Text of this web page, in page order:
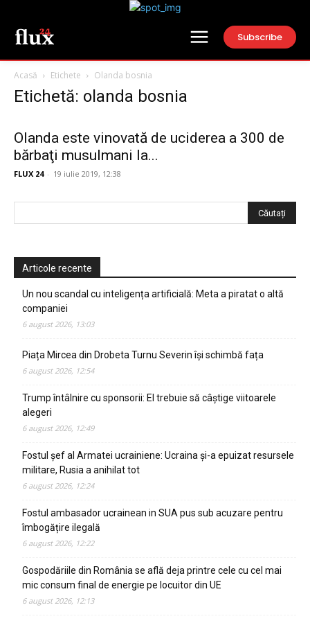
Subscribe
Acasă Etichete Olanda bosnia
Etichetă: olanda bosnia
Olanda este vinovată de uciderea a 300 de
bărbaţi musulmani la...
FLUX 24 - 19 iulie 2019, 12:38
Articole recente
Un nou scandal cu inteligența artificială: Meta a piratat o altă
companiei
6 august 2026, 13:03
Piața Mircea din Drobeta Turnu Severin își schimbă fața
6 august 2026, 12:54
Trump întâlnire cu sponsorii: El trebuie să câștige viitoarele
alegeri
6 august 2026, 12:49
Fostul șef al Armatei ucrainiene: Ucraina și-a epuizat resursele
militare, Rusia a anihilat tot
6 august 2026, 12:24
Fostul ambasador ucrainean in SUA pus sub acuzare pentru
îmbogățire ilegală
6 august 2026, 12:22
Gospodăriile din România se află deja printre cele cu cel mai
mic consum final de energie pe locuitor din UE
6 august 2026, 12:13